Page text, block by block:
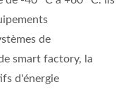
de
smart factory, la
d'énergie